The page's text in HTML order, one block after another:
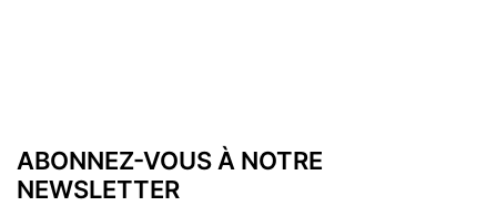
ABONNEZ-VOUS À NOTRE
NEWSLETTER